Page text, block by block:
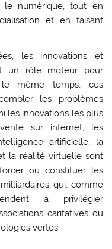
le numérique, tout en
et en faisant
les innovations et
un rôle moteur pour
le même temps, ces
les problèmes
les innovations les plus
sur internet, les
artificielle, la
la réalité virtuelle sont
ou constituer les
qui, comme
à privilégier
caritatives ou
vertes.